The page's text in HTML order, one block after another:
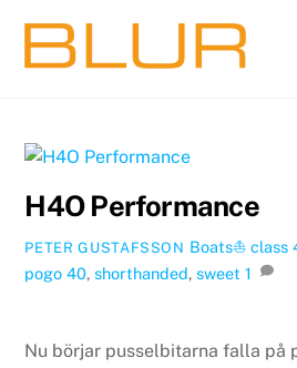
content
H4O Performance
PETER GUSTAFSSON Boats⛵️ class
pogo 40,shorthanded,sweet 1
Nu börjar pusselbitarna falla på